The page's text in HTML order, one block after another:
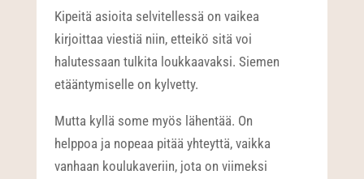
Kipeitä asioita selvitellessä on vaikea
kirjoittaa viestiä niin, etteikö sitä voi
halutessaan tulkita loukkaavaksi. Siemen
etääntymiselle on kylvetty.
Mutta kyllä some myös lähentää. On
helppoa ja nopeaa pitää yhteyttä, vaikka
vanhaan koulukaveriin, jota on viimeksi